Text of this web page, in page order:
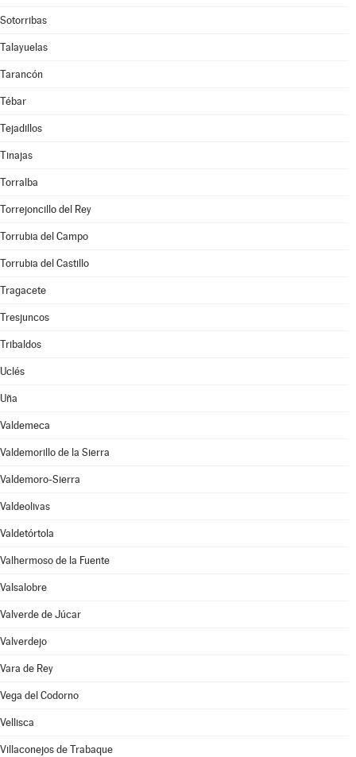
Sotorribas
Talayuelas
Tarancón
Tébar
Tejadillos
Tinajas
Torralba
Torrejoncillo del Rey
Torrubia del Campo
Torrubia del Castillo
Tragacete
Tresjuncos
Tribaldos
Uclés
Uña
Valdemeca
Valdemorillo de la Sierra
Valdemoro-Sierra
Valdeolivas
Valdetórtola
Valhermoso de la Fuente
Valsalobre
Valverde de Júcar
Valverdejo
Vara de Rey
Vega del Codorno
Vellisca
Villaconejos de Trabaque